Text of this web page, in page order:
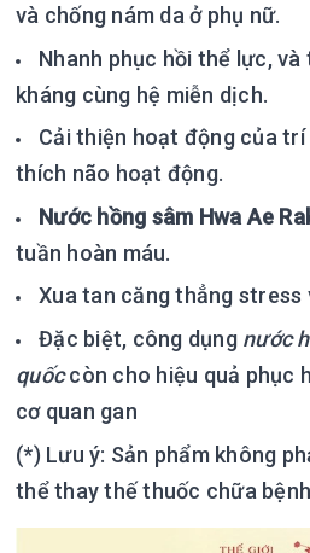
và chống nám da ở phụ nữ.
Nhanh phục hồi thể lực,
kháng cùng hệ miễn dịch.
Cải thiện hoạt động của
thích não hoạt động.
Nước hồng sâm Hwa Ae
tuần hoàn máu.
Xua tan căng thẳng stress
Đặc biệt, công dụng nước
quốccòn cho hiệu quả phục
cơ quan gan
(*) Lưu ý: Sản phẩm không
thể thay thế thuốc chữa